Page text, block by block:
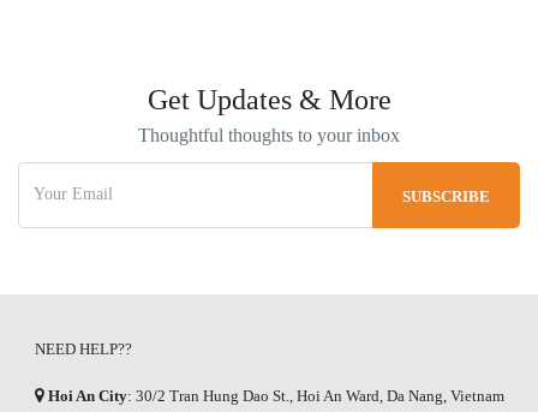
Get Updates & More
Thoughtful thoughts to your inbox
NEED HELP??
Hoi An City: 30/2 Tran Hung Dao St., Hoi An Ward, Da Nang, Vietnam